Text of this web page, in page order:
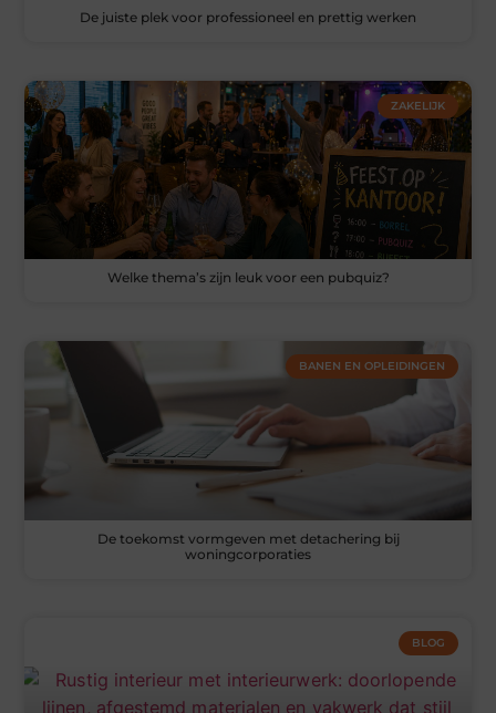
De juiste plek voor professioneel en prettig werken
ZAKELIJK
Welke thema’s zijn leuk voor een pubquiz?
BANEN EN OPLEIDINGEN
De toekomst vormgeven met detachering bij
woningcorporaties
BLOG